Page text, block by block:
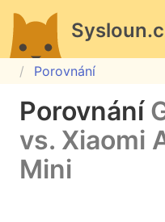
Porovnání
Porovnání
vs. Xiaomi
Mini